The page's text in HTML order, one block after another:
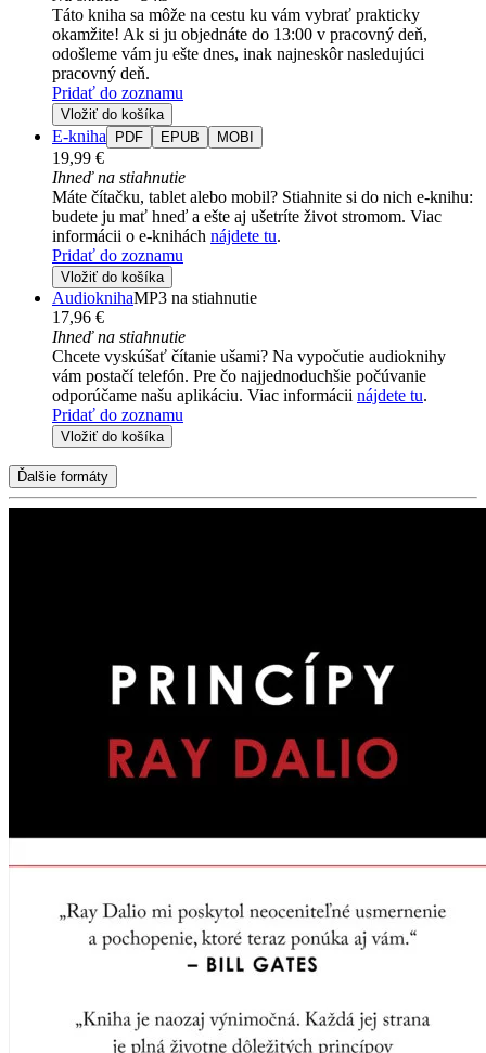
Táto kniha sa môže na cestu ku vám vybrať prakticky
okamžite! Ak si ju objednáte do 13:00 v pracovný deň,
odošleme vám ju ešte dnes, inak najneskôr nasledujúci
pracovný deň.
Pridať do zoznamu
Vložiť do košíka
E-kniha PDF EPUB MOBI
19,99 €
Ihneď na stiahnutie
Máte čítačku, tablet alebo mobil? Stiahnite si do nich e-knihu:
budete ju mať hneď a ešte aj ušetríte život stromom. Viac
informácii o e-knihách nájdete tu.
Pridať do zoznamu
Vložiť do košíka
AudioknihaMP3 na stiahnutie
17,96 €
Ihneď na stiahnutie
Chcete vyskúšať čítanie ušami? Na vypočutie audioknihy
vám postačí telefón. Pre čo najjednoduchšie počúvanie
odporúčame našu aplikáciu. Viac informácii nájdete tu.
Pridať do zoznamu
Vložiť do košíka
Ďalšie formáty